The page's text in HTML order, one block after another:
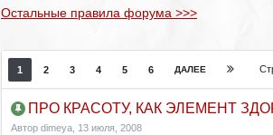
Остальные правила форума >>>
1 2 3 4 5 6 ДАЛЕЕ
ПРО КРАСОТУ, КАК ЭЛЕМЕНТ
Автор dimeya 13 июля, 2008